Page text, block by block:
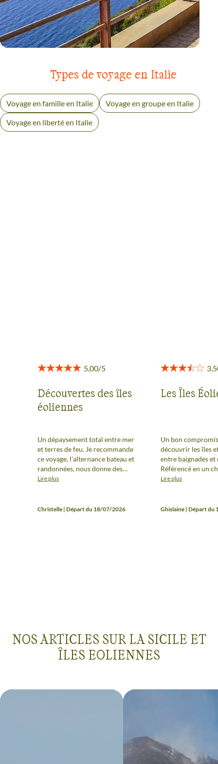
Types de voyage en Italie
Voyage en famille en Italie Voyage en groupe en Italie
Voyage en liberté en Italie
Découvertes des îles
éoliennes
Un dépaysement total entre mer
et terres de feu. Je recommande
ce voyage, l'alternance bateau et
randonnées, nous donne des
aperçus incroyables des îles
car l'été était très chaud. Notre
Lire plus
Christelle | Départ du 18/07/2026
Les Îles
Un bon
découvrir les îles
entre baignades et
Référencé en un
concernant la
voyage est a la
Lire plus
Ghislaine | Départ
NOS ARTICLES SUR LA SICILE ET
ÎLES EOLIENNES